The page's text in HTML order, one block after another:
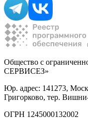
Общество с
СЕРВИСЕЗ»
Юр. адрес: 141273,
Григорково, тер.
ОГРН 1245000132002